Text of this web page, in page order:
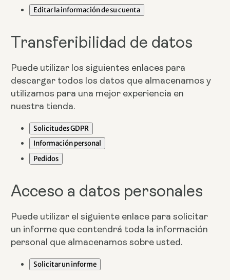
Editar la información de su cuenta
Transferibilidad de datos
Puede utilizar los siguientes enlaces para
descargar todos los datos que almacenamos y
utilizamos para una mejor experiencia en
nuestra tienda.
Solicitudes GDPR
Información personal
Pedidos
Acceso a datos personales
Puede utilizar el siguiente enlace para solicitar
un informe que contendrá toda la información
personal que almacenamos sobre usted.
Solicitar un informe